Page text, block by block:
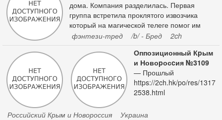
окружающими обстоятельствами, а нашими
интерпретациями, нашим ошибочным
мышлением, поведением и привычками,
которые формируют нашу жизнь в
долгосрочной перспективе. Корректиру
дома. Компания разделилась. Первая
группа встретила проклятого извозчика
который на магической телеге помог им
спастись от преследователей. Вторая
группа осталась на болотах. Эвенты: 00 -
Вам хочется есть. 11 - Вы нашли зелье
маны. 22 - Вы нашли один серебряный. 33 -
Вы нашли яд. 44 - Вы нашли 10
боеприпасов (стрелы/мушкетные пули/etc.).
55 - У выбившего спиздили оружие,
разборки следующие 50 постов. А если это
маг, то спиздили все
фэнтези-тред /b/ - Бред
2ch
Оппозиционный Кpым
и Новоpосcия №3109
— Прошлый
https://2ch.hk/po/res/1317
2538.html
Российский Крым и Новороссия
Украина